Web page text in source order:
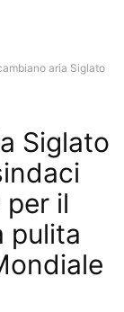
aria Siglato
Siglato
per il
pulita